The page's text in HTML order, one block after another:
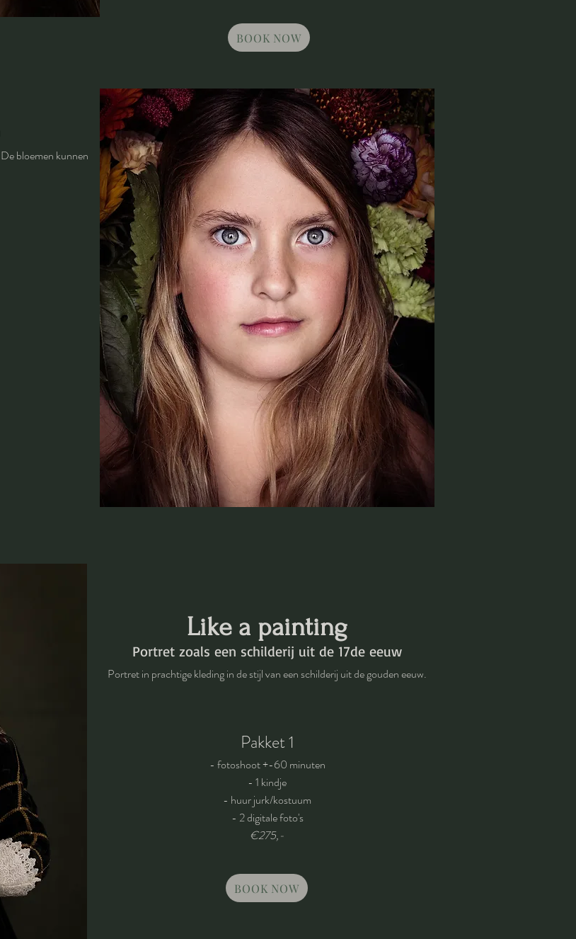
BOOK NOW
bloemen kunnen
Like a painting
Portret zoals een schilderij uit de 17de eeuw
Portret in prachtige kleding in de stijl van een schilderij uit de gouden eeuw.
Pakket 1
- fotoshoot +-60 minuten
- 1 kindje
- huur jurk/kostuum
- 2 digitale foto's
€275,-
BOOK NOW